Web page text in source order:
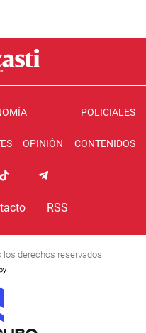
POLICIALES
OPINIÓN CONTENIDOS
RSS
los derechos reservados.